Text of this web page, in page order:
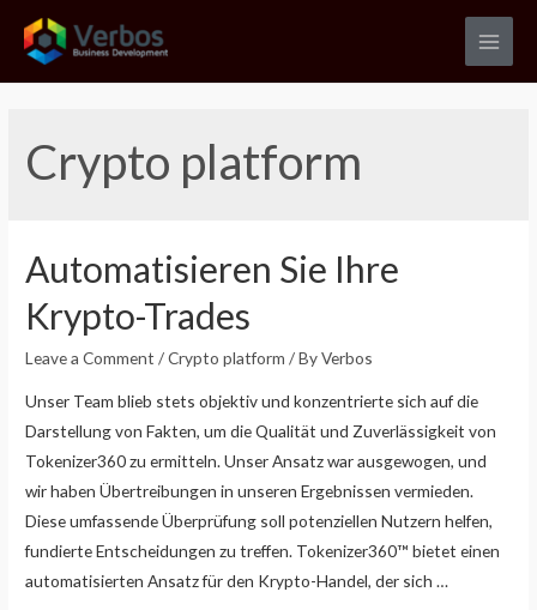
Main
Crypto platform
Automatisieren Sie Ihre
Krypto-Trades
Leave a Comment /Crypto platform / ByVerbos
Unser Team blieb stets objektiv und konzentrierte sich auf die
Darstellung von Fakten, um die Qualität und Zuverlässigkeit von
Tokenizer360 zu ermitteln. Unser Ansatz war ausgewogen, und
wir haben Übertreibungen in unseren Ergebnissen vermieden.
Diese umfassende Überprüfung soll potenziellen Nutzern helfen,
fundierte Entscheidungen zu treffen. Tokenizer360™ bietet einen
automatisierten Ansatz für den Krypto-Handel, der sich …